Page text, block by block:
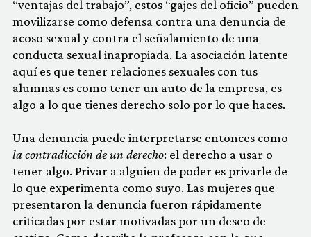
“ventajas del trabajo”, estos “gajes del oficio” pueden
movilizarse como defensa contra una denuncia de
acoso sexual y contra el señalamiento de una
conducta sexual inapropiada. La asociación latente
aquí es que tener relaciones sexuales con tus
alumnas es como tener un auto de la empresa, es
algo a lo que tienes derecho solo por lo que haces.
Una denuncia puede interpretarse entonces como
la contradicción de un derecho: el derecho a usar o
tener algo. Privar a alguien de poder es privarle de
lo que experimenta como suyo. Las mujeres que
presentaron la denuncia fueron rápidamente
criticadas por estar motivadas por un deseo de